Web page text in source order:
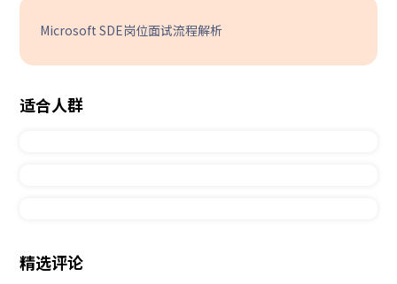
Microsoft SDE岗位面试流程解析
适合人群
精选评论